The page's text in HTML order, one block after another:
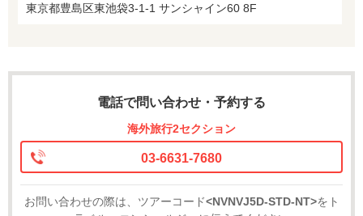
東京都豊島区東池袋3-1-1 サンシャイン60 8F
電話で問い合わせ・予約する
海外旅行2セクション
03-6631-7680
お問い合わせの際は、ツアーコード<NVNVJ5D-STD-NT>をト